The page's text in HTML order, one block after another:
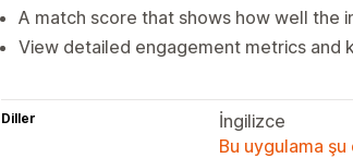
A match score that shows how well the
View detailed engagement metrics
Diller
İngilizce
Bu uygulama